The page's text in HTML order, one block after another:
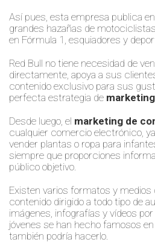
Así pues, esta empresa publica
grandes hazañas de
en Fórmula 1, esquiadores y
Red Bull no tiene necesidad de
directamente, apoya a sus
contenido exclusivo para sus
perfecta estrategia de
Desde luego, el marketing de
cualquier comercio electrónico,
vender plantas o ropa para
siempre que proporciones
público objetivo.
Existen varios formatos y medios
contenido dirigido a todo tipo de
imágenes, infografías y vídeos
jóvenes se han hecho famosos
también podría hacerlo.